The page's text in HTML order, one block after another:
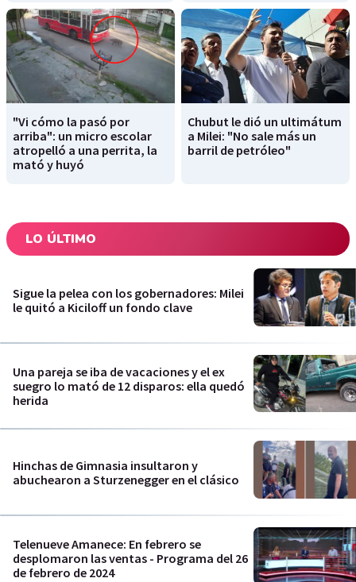
"Vi cómo la pasó por
arriba": un micro escolar
atropelló a una perrita, la
mató y huyó
Chubut le dió un ultimátum
a Milei: "No sale más un
barril de petróleo"
LO ÚLTIMO
Sigue la pelea con los gobernadores: Milei
le quitó a Kiciloff un fondo clave
Una pareja se iba de vacaciones y el ex
suegro lo mató de 12 disparos: ella quedó
herida
Hinchas de Gimnasia insultaron y
abuchearon a Sturzenegger en el clásico
Telenueve Amanece: En febrero se
desplomaron las ventas - Programa del 26
de febrero de 2024